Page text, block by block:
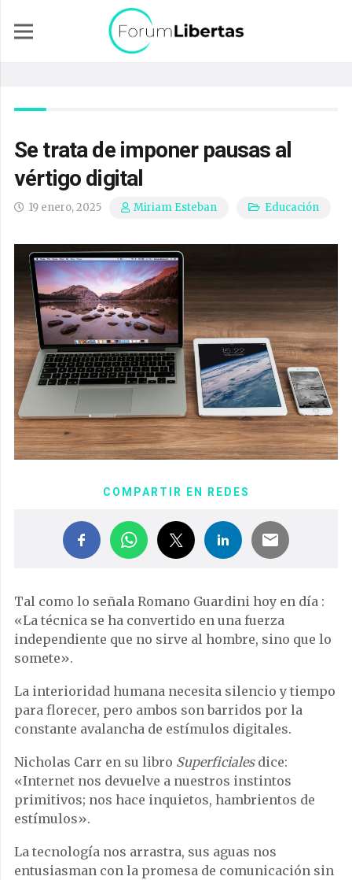
Se trata de imponer pausas al
vértigo digital
19 enero, 2025 Miriam Esteban Educación
COMPARTIR EN REDES
Tal como lo señala Romano Guardini hoy en día :
«La técnica se ha convertido en una fuerza
independiente que no sirve al hombre, sino que lo
somete».
La interioridad humana necesita silencio y tiempo
para florecer, pero ambos son barridos por la
constante avalancha de estímulos digitales.
Nicholas Carr en su libro Superficiales dice:
«Internet nos devuelve a nuestros instintos
primitivos; nos hace inquietos, hambrientos de
estímulos».
La tecnología nos arrastra, sus aguas nos
entusiasman con la promesa de comunicación sin